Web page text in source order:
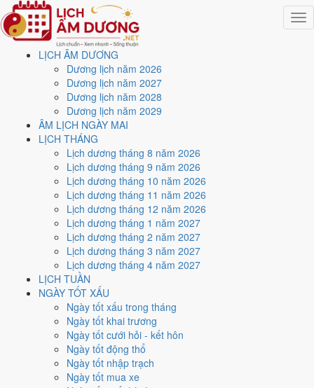
LỊCH ÂM DƯƠNG
Dương lịch năm 2026
Dương lịch năm 2027
Dương lịch năm 2028
Dương lịch năm 2029
ÂM LỊCH NGÀY MAI
LỊCH THÁNG
Lịch dương tháng 8 năm 2026
Lịch dương tháng 9 năm 2026
Lịch dương tháng 10 năm 2026
Lịch dương tháng 11 năm 2026
Lịch dương tháng 12 năm 2026
Lịch dương tháng 1 năm 2027
Lịch dương tháng 2 năm 2027
Lịch dương tháng 3 năm 2027
Lịch dương tháng 4 năm 2027
LỊCH TUẦN
NGÀY TỐT XẤU
Ngày tốt xấu trong tháng
Ngày tốt khai trương
Ngày tốt cưới hỏi - kết hôn
Ngày tốt động thổ
Ngày tốt nhập trạch
Ngày tốt mua xe
Trang chủ
Lịch năm 1973
Tháng 11/1973
Ngày 8/11/1973 (Mậu Thân)
Xem ngày8/11/1973
lịch - Ngày 14/10 âm lịch
(Mậu Thân) tốt hay xấu?
Ngày 8/11/1973 dương lịch (Thứ Năm) là ngày 14/10/1973 âm lịch
Mậu Thân- Can sinh Chi, Trực Thâu, Sao Khuê, nạp âm Đại
Trạch Thổ. Tổng hòa, đây làNgày Hungvới điểm trung bình
cho các việc quan trọng. Giờ Hoàng Đạo trong ngày:
Tỵ, Mùi, Tuất
Ngày Dương
Tháng 11 năm 1973
Tháng 10 âm năm 1973